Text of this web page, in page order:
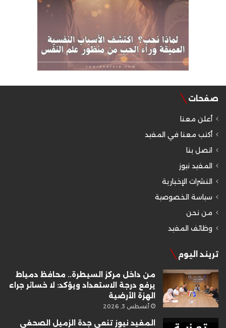
صفحات
أعلن معنا
أكتب معنا في المفيد
اتصل بنا
المفيد نيوز
النشرات الإخبارية
سياسة الخصوصية
من نحن
وظائف المفيد
تريند اليوم
من داخل مركز السيطرة.. محافظ دمياط
يرفع درجة الاستعداد ويؤكد: لا خسائر جراء
الهزة الأرضية
أغسطس 3, 2026
المفيد نيوز تنعى جدة الزميل الصحفي